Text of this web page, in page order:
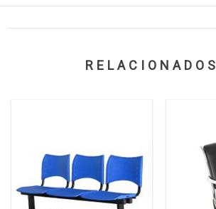
RELACIONADOS